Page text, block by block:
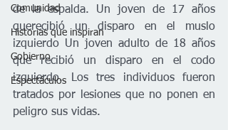
Comunidad
Historias que inspiran
Gobierno
Espectáculos
de la espalda. Un joven de 17 años
querecibió un disparo en el muslo
izquierdo Un joven adulto de 18 años
que recibió un disparo en el codo
izquierdo. Los tres individuos fueron
tratados por lesiones que no ponen en
peligro sus vidas.